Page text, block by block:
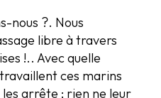
nous ?. Nous
libre à travers
!.. Avec quelle
ces marins
arrête ; rien ne leur